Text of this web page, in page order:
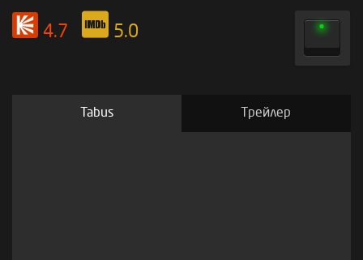
4.7 5.0
Tabus Трейлер